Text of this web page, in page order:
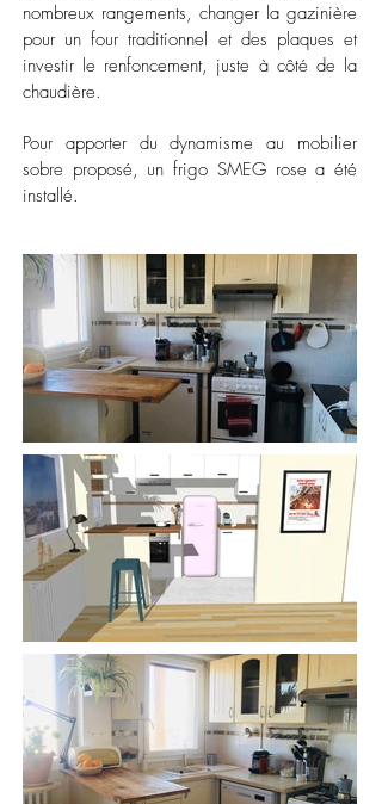
nombreux rangements, changer la gazinière
pour un four traditionnel et des plaques et
investir le renfoncement, juste à côté de la
chaudière.
Pour apporter du dynamisme au mobilier
sobre proposé, un frigo SMEG rose a été
installé.